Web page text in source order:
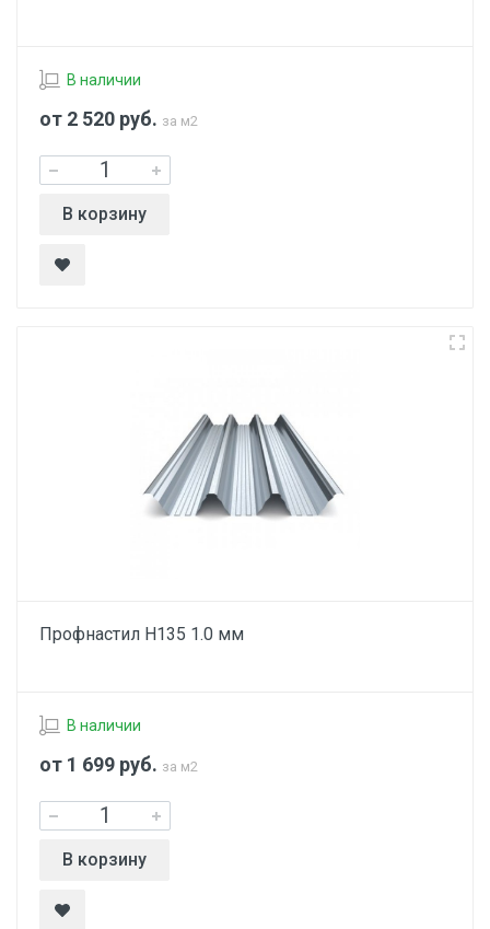
В наличии
от 2 520 руб. за м2
В корзину
Профнастил Н135 1.0 мм
В наличии
от 1 699 руб. за м2
В корзину